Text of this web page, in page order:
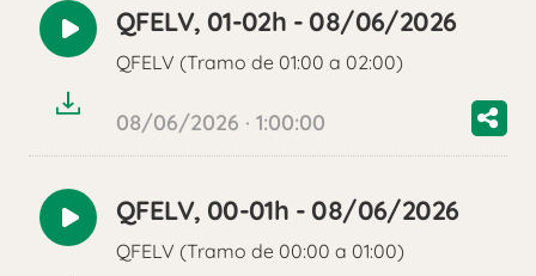
Reproducir
audio
QFELV, 01-02h - 08/06/2026
QFELV (Tramo de 01:00 a 02:00)
08/06/2026 · 1:00:00
Reproducir
audio
QFELV, 00-01h - 08/06/2026
QFELV (Tramo de 00:00 a 01:00)